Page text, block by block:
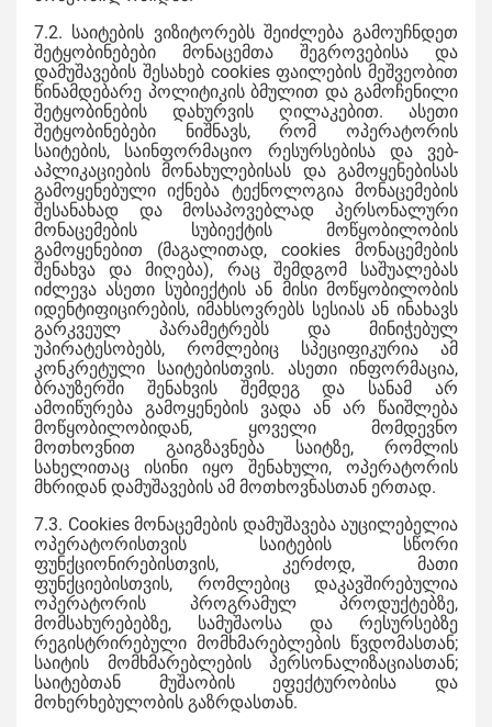
7.2. საიტების ვიზიტორებს შეიძლება გამოუჩნდეთ
შეტყობინებები მონაცემთა შეგროვებისა და
დამუშავების შესახებ cookies ფაილების მეშვეობით
წინამდებარე პოლიტიკის ბმულით და გამოჩენილი
შეტყობინების დახურვის ღილაკებით. ასეთი
შეტყობინებები ნიშნავს, რომ ოპერატორის
საიტების, საინფორმაციო რესურსებისა და ვებ-
აპლიკაციების მონახულებისას და გამოყენებისას
გამოყენებული იქნება ტექნოლოგია მონაცემების
შესანახად და მოსაპოვებლად პერსონალური
მონაცემების სუბიექტის მოწყობილობის
გამოყენებით (მაგალითად, cookies მონაცემების
შენახვა და მიღება), რაც შემდგომ საშუალებას
იძლევა ასეთი სუბიექტის ან მისი მოწყობილობის
იდენტიფიცირების, იმახსოვრებს სესიას ან ინახავს
გარკვეულ პარამეტრებს და მინიჭებულ
უპირატესობებს, რომლებიც სპეციფიკურია ამ
კონკრეტული საიტებისთვის. ასეთი ინფორმაცია,
ბრაუზერში შენახვის შემდეგ და სანამ არ
ამოიწურება გამოყენების ვადა ან არ წაიშლება
მოწყობილობიდან, ყოველი მომდევნო
მოთხოვნით გაიგზავნება საიტზე, რომლის
სახელითაც ისინი იყო შენახული, ოპერატორის
მხრიდან დამუშავების ამ მოთხოვნასთან ერთად.
7.3. Cookies მონაცემების დამუშავება აუცილებელია
ოპერატორისთვის საიტების სწორი
ფუნქციონირებისთვის, კერძოდ, მათი
ფუნქციებისთვის, რომლებიც დაკავშირებულია
ოპერატორის პროგრამულ პროდუქტებზე,
მომსახურებებზე, სამუშაოსა და რესურსებზე
რეგისტრირებული მომხმარებლების წვდომასთან;
საიტის მომხმარებლების პერსონალიზაციასთან;
საიტებთან მუშაობის ეფექტურობისა და
მოხერხებულობის გაზრდასთან.